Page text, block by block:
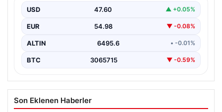
USD 47.60 ▲ +0.05%
EUR 54.98 ▼ -0.08%
ALTIN 6495.6 • -0.01%
BTC 3065715 ▼ -0.59%
Son Eklenen Haberler